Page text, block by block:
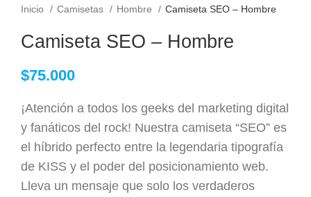
Inicio Camisetas Hombre Camiseta SEO – Hombre
Camiseta SEO – Hombre
$75.000
¡Atención a todos los geeks del marketing digital
y fanáticos del rock! Nuestra camiseta “SEO” es
el híbrido perfecto entre la legendaria tipografía
de KISS y el poder del posicionamiento web.
Lleva un mensaje que solo los verdaderos